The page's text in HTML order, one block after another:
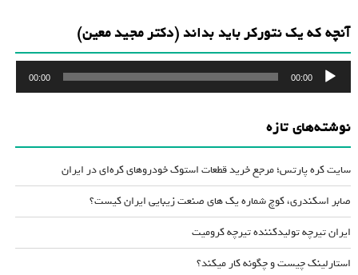
آنچه که یک نتورکر باید بداند (دکتر مجید معین)
پخش‌کننده
صوت
00:00
00:00
نوشته‌های تازه
سایت کره پارتس؛ مرجع خرید قطعات استوک خودروهای کره‌ای در ایران
صابر اسکندری، کوچ شماره یک های صنعت زیبایی ایران کیست؟
ایران تیرچه تولیدکننده تیرچه کرومیت
استارلینک چیست و چگونه کار میکند؟